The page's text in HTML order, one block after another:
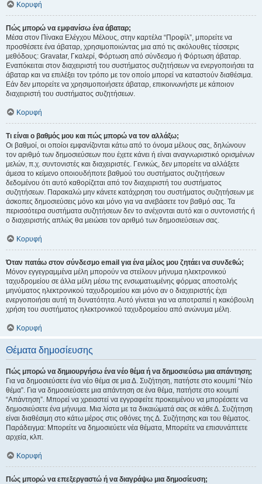
Κορυφή
Πώς μπορώ να εμφανίσω ένα άβαταρ;
Μέσα στον Πίνακα Ελέγχου Μέλους, στην καρτέλα “Προφίλ”, μπορείτε να
προσθέσετε ένα άβαταρ, χρησιμοποιώντας μια από τις ακόλουθες τέσσερις
μεθόδους: Gravatar, Γκαλερί, Φόρτωση από σύνδεσμο ή Φόρτωση άβαταρ.
Εναπόκειται στον διαχειριστή του συστήματος συζητήσεων να ενεργοποιήσει τα
άβαταρ και να επιλέξει τον τρόπο με τον οποίο μπορεί να καταστούν διαθέσιμα.
Εάν δεν μπορείτε να χρησιμοποιήσετε άβαταρ, επικοινωνήστε με κάποιον
διαχειριστή του συστήματος συζητήσεων.
Κορυφή
Τι είναι ο βαθμός μου και πώς μπορώ να τον αλλάξω;
Οι βαθμοί, οι οποίοι εμφανίζονται κάτω από το όνομα μέλους σας, δηλώνουν
τον αριθμό των δημοσιεύσεων που έχετε κάνει ή είναι αναγνωριστικό ορισμένων
μελών, π.χ. συντονιστές και διαχειριστές. Γενικώς, δεν μπορείτε να αλλάξετε
άμεσα το κείμενο οποιουδήποτε βαθμού του συστήματος συζητήσεων
δεδομένου ότι αυτό καθορίζεται από τον διαχειριστή του συστήματος
συζητήσεων. Παρακαλώ μην κάνετε κατάχρηση του συστήματος συζητήσεων με
άσκοπες δημοσιεύσεις μόνο και μόνο για να ανεβάσετε τον βαθμό σας. Τα
περισσότερα συστήματα συζητήσεων δεν το ανέχονται αυτό και ο συντονιστής ή
ο διαχειριστής απλώς θα μειώσει τον αριθμό των δημοσιεύσεων σας.
Κορυφή
Όταν πατάω στον σύνδεσμο email για ένα μέλος μου ζητάει να συνδεθώ;
Μόνον εγγεγραμμένα μέλη μπορούν να στείλουν μήνυμα ηλεκτρονικού
ταχυδρομείου σε άλλα μέλη μέσω της ενσωματωμένης φόρμας αποστολής
μηνύματος ηλεκτρονικού ταχυδρομείου και μόνο αν ο διαχειριστής έχει
ενεργοποιήσει αυτή τη δυνατότητα. Αυτό γίνεται για να αποτραπεί η κακόβουλη
χρήση του συστήματος ηλεκτρονικού ταχυδρομείου από ανώνυμα μέλη.
Κορυφή
Θέματα δημοσίευσης
Πώς μπορώ να δημιουργήσω ένα νέο θέμα ή να δημοσιεύσω μια απάντηση;
Για να δημοσιεύσετε ένα νέο θέμα σε μια Δ. Συζήτηση, πατήστε στο κουμπί “Νέο
θέμα”. Για να δημοσιεύσετε μια απάντηση σε ένα θέμα, πατήστε στο κουμπί
“Απάντηση”. Μπορεί να χρειαστεί να εγγραφείτε προκειμένου να μπορέσετε να
δημοσιεύσετε ένα μήνυμα. Μια λίστα με τα δικαιώματά σας σε κάθε Δ. Συζήτηση
είναι διαθέσιμη στο κάτω μέρος στις οθόνες της Δ. Συζήτησης και του θέματος.
Παράδειγμα: Μπορείτε να δημοσιεύετε νέα θέματα, Μπορείτε να επισυνάπτετε
αρχεία, κλπ.
Κορυφή
Πώς μπορώ να επεξεργαστώ ή να διαγράψω μια δημοσίευση;